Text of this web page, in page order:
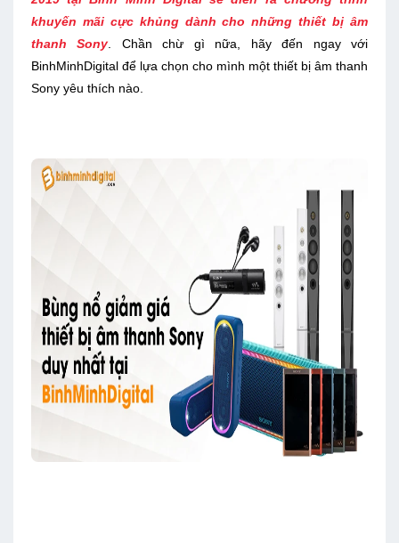
khuyến mãi cực khủng dành cho những thiết bị âm
thanh Sony. Chần chừ gì nữa, hãy đến ngay với
BinhMinhDigital để lựa chọn cho mình một thiết bị âm thanh
Sony yêu thích nào.